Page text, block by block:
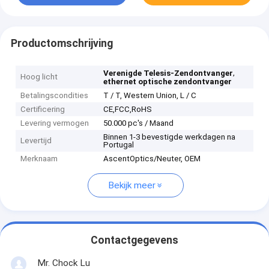
Productomschrijving
Hoog licht Verenigde Telesis-Zendontvanger,
ethernet optische zendontvanger
Betalingscondities
T / T, Western Union, L / C
Certificering
CE,FCC,RoHS
Levering vermogen
50.000 pc's / Maand
Levertijd
Binnen 1-3 bevestigde werkdagen na
Portugal
Merknaam
AscentOptics/Neuter, OEM
Bekijk meer
Contactgegevens
Mr. Chock Lu